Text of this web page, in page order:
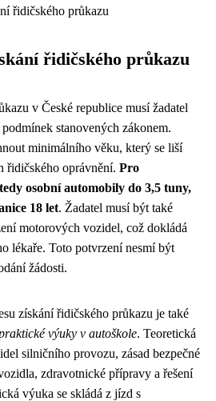
řidičského průkazu
řidičského průkazu
v České republice musí žadatel
stanovených zákonem.
minimálního věku, který se liší
řidičského oprávnění. Pro
osobní automobily do 3,5 tuny,
18 let. Žadatel musí být také
motorových vozidel, což dokládá
lékaře. Toto potvrzení nesmí být
žádosti.
získání řidičského průkazu je také
výuky v autoškole. Teoretická
silničního provozu, zásad bezpečné
zdravotnické přípravy a řešení
výuka se skládá z jízd s